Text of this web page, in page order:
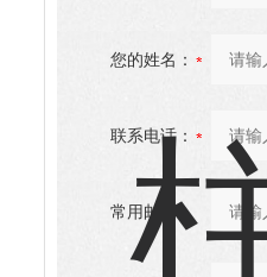
您的姓名：
联系电话：
常用邮箱：